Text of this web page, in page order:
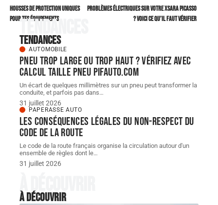
Housses de protection uniques
pour tes équipements
Problèmes électriques sur votre Xsara Picasso
? Voici ce qu’il faut vérifier
Tendances
Tendances
AUTOMOBILE
Pneu trop large ou trop haut ? Vérifiez avec
Calcul taille Pneu pifauto.com
Un écart de quelques millimètres sur un pneu peut transformer la
conduite, et parfois pas dans…
31 juillet 2026
PAPERASSE AUTO
Les conséquences légales du non-respect du
code de la route
Le code de la route français organise la circulation autour d'un
ensemble de règles dont le…
31 juillet 2026
À découvrir
À découvrir